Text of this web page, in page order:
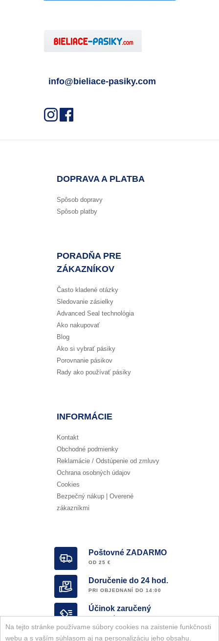
Na tejto stránke používame súbory cookies na zaistenie funkčnosti
webu a s vaším súhlasom aj na personalizáciu jeho obsahu.
info@bieliace-pasiky.com
DOPRAVA A PLATBA
Spôsob dopravy
Spôsob platby
PORADŇA PRE
ZÁKAZNÍKOV
Často kladené otázky
Sledovanie zásielky
Advanced Seal technológia
Ako nakupovať
Blog
Ako si vybrať pásiky
Porovnanie pásikov
Rady ako používať pásiky
INFORMÁCIE
Kontakt
Obchodné podmienky
Reklamácie / Odstúpenie od zmluvy
Ochrana osobných údajov
Cookies
Bezpečný nákup | Overené
zákazníkmi
Poštovné ZADARMO
OD 25 €
Doručenie do 24 hod.
PRI OBJEDNANÍ DO 14:00
Účinok zaručený
OVERENÝ E-SHOP
Garancia ORIGINALITY